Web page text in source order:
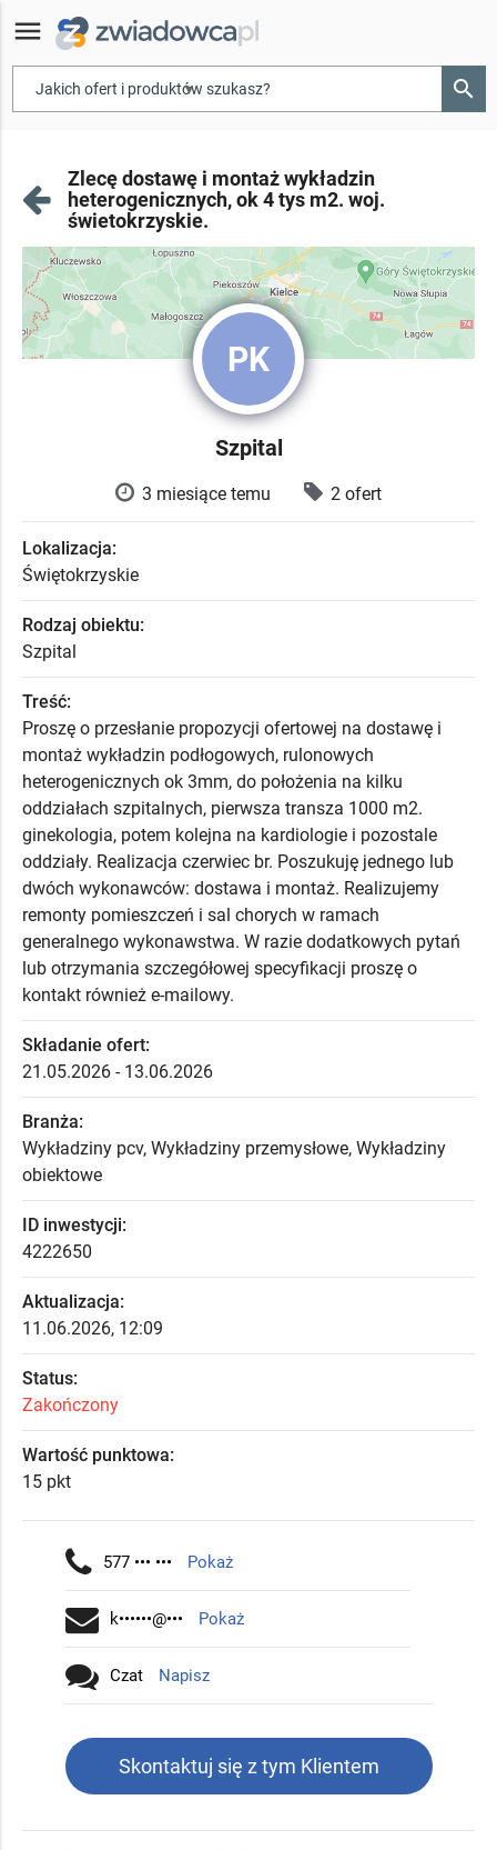
menu
▾ search
Zlecę dostawę i montaż wykładzin
heterogenicznych, ok 4 tys m2. woj.
świetokrzyskie.
PK
Szpital
3 miesiące temu 2 ofert
Lokalizacja:
Świętokrzyskie
Rodzaj obiektu:
Szpital
Treść:
Proszę o przesłanie propozycji ofertowej na dostawę i
montaż wykładzin podłogowych, rulonowych
heterogenicznych ok 3mm, do położenia na kilku
oddziałach szpitalnych, pierwsza transza 1000 m2.
ginekologia, potem kolejna na kardiologie i pozostale
oddziały. Realizacja czerwiec br. Poszukuję jednego lub
dwóch wykonawców: dostawa i montaż. Realizujemy
remonty pomieszczeń i sal chorych w ramach
generalnego wykonawstwa. W razie dodatkowych pytań
lub otrzymania szczegółowej specyfikacji proszę o
kontakt również e-mailowy.
Składanie ofert:
21.05.2026 - 13.06.2026
Branża:
Wykładziny pcv, Wykładziny przemysłowe, Wykładziny
obiektowe
ID inwestycji:
4222650
Aktualizacja:
11.06.2026, 12:09
Status:
Zakończony
Wartość punktowa:
15 pkt
577 ••• ••• Pokaż
k••••••@••• Pokaż
Czat Napisz
Skontaktuj się z tym Klientem